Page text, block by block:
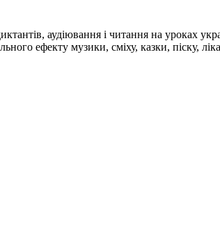
аудіювання і читання на уроках
ефекту музики, сміху, казки, піску,